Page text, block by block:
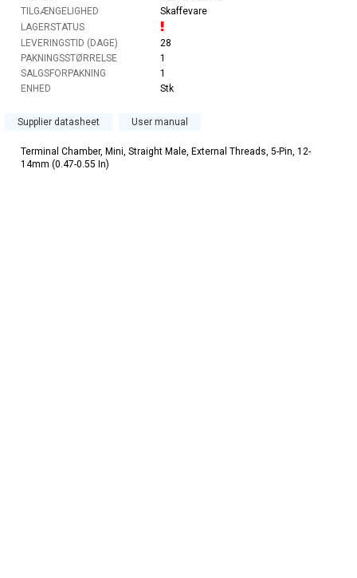
TILGÆNGELIGHED
Skaffevare
LAGERSTATUS
LEVERINGSTID (DAGE)
28
PAKNINGSSTØRRELSE
1
SALGSFORPAKNING
1
ENHED
Stk
Supplier datasheet User manual
Terminal Chamber, Mini, Straight Male, External Threads, 5-Pin, 12-
14mm (0.47-0.55 In)